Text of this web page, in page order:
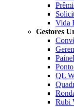
Vida
Gestores
QL
Rubi